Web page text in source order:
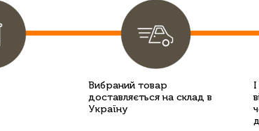
Вибраний товар
доставляється на склад в
Україну